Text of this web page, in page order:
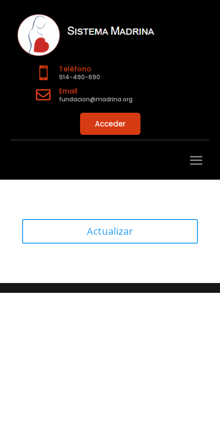
 Teléfono
914-490-690
 Email
fundacion@madrina.org
Acceder
Actualizar